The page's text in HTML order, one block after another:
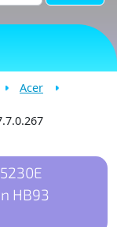
Acer
HB93